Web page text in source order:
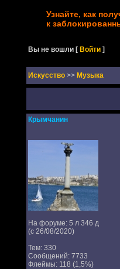
Узнайте, как
к
Вы не вошли [Войти ]
Искусство >> Музыка
Крымчанин
На форуме: 5 л 346 д
(с 26/08/2020)
Тем: 330
Сообщений: 7733
Флеймы: 118 (1,5%)